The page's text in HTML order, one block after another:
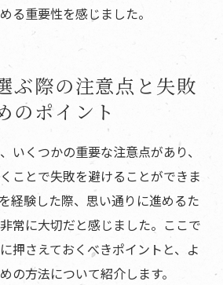
る重要性を感じました。
ぶ際の注意点と失敗
のポイント
いくつかの重要な注意点があり、
ことで失敗を避けることができま
経験した際、思い通りに進めるた
常に大切だと感じました。ここで
押さえておくべきポイントと、よ
の方法について紹介します。